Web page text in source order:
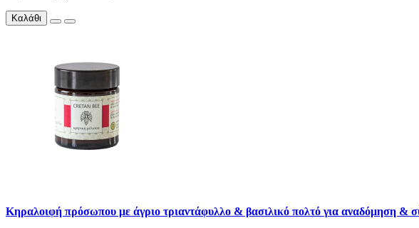
Καλάθι
Κηραλοιφή πρόσωπου με άγριο τριαντάφυλλο & βασιλικό πολτό για αναδόμηση &